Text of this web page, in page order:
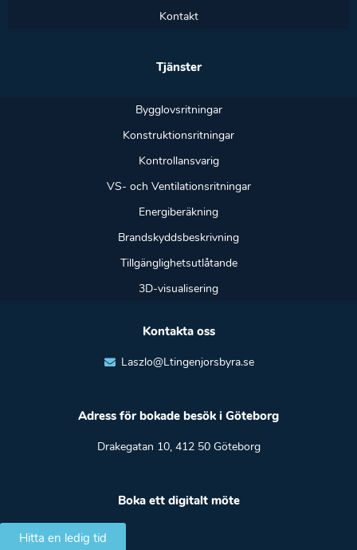
Kontakt
Tjänster
Bygglovsritningar
Konstruktionsritningar
Kontrollansvarig
VS- och Ventilationsritningar
Energiberäkning
Brandskyddsbeskrivning
Tillgänglighetsutlåtande
3D-visualisering
Kontakta oss
Laszlo@Ltingenjorsbyra.se
Adress för bokade besök i Göteborg
Drakegatan 10, 412 50 Göteborg
Boka ett digitalt möte
Hitta en ledig tid